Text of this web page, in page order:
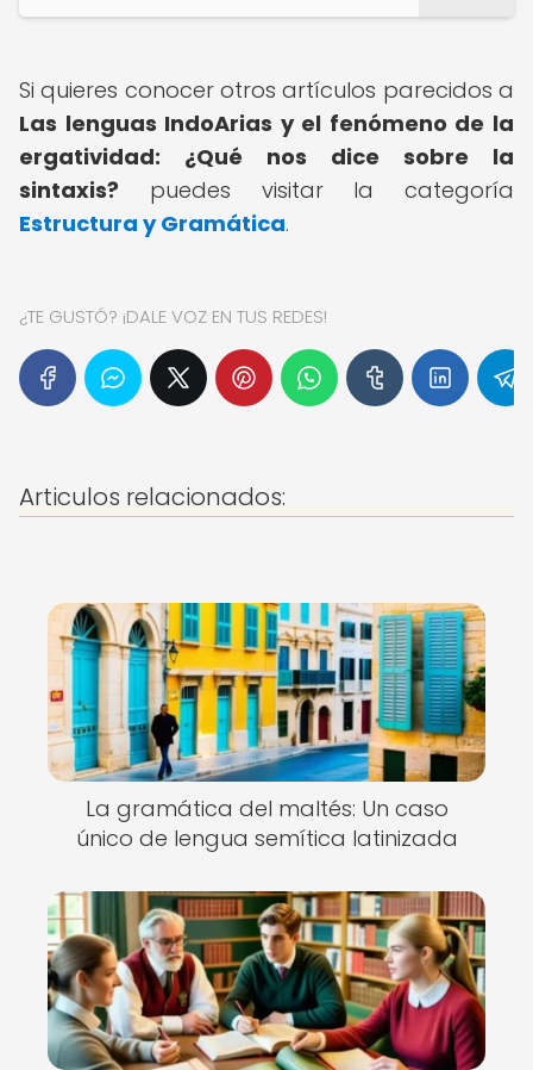
Si quieres conocer otros artículos parecidos a
Las lenguas IndoArias y el fenómeno de la
ergatividad: ¿Qué nos dice sobre la
sintaxis? puedes visitar la categoría
Estructura y Gramática.
¿TE GUSTÓ? ¡DALE VOZ EN TUS REDES!
Articulos relacionados:
La gramática del maltés: Un caso
único de lengua semítica latinizada